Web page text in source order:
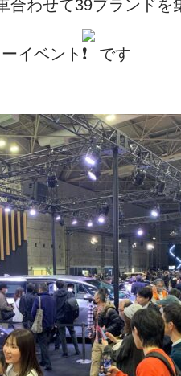
合わせて39ブランドを
イベント です